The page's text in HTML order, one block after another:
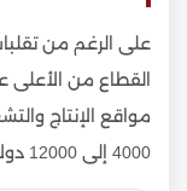
على الرغم من
القطاع من الأعلى
مواقع الإنتاج
4000 إلى 12000 دولار شهريًا.